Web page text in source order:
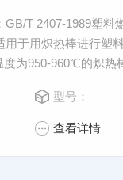
T 2407-1989塑料
于用炽热棒进行塑
为950-960℃的炽热
型号：
查看详情